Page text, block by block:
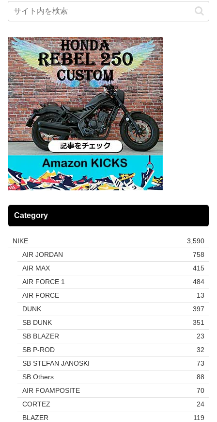
Category
NIKE
3,590
AIR JORDAN
758
AIR MAX
415
AIR FORCE 1
484
AIR FORCE
13
DUNK
397
SB DUNK
351
SB BLAZER
23
SB P-ROD
32
SB STEFAN JANOSKI
73
SB Others
88
AIR FOAMPOSITE
70
CORTEZ
24
BLAZER
119